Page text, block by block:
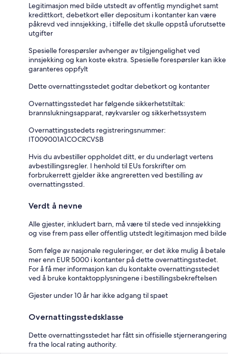
Legitimasjon med bilde utstedt av offentlig myndighet samt
kredittkort, debetkort eller depositum i kontanter kan være
påkrevd ved innsjekking, i tilfelle det skulle oppstå uforutsette
utgifter
Spesielle forespørsler avhenger av tilgjengelighet ved
innsjekking og kan koste ekstra. Spesielle forespørsler kan ikke
garanteres oppfylt
Dette overnattingsstedet godtar debetkort og kontanter
Overnattingsstedet har følgende sikkerhetstiltak:
brannslukningsapparat, røykvarsler og sikkerhetssystem
Overnattingsstedets registreringsnummer:
IT009001A1COCRCVSB
Hvis du avbestiller oppholdet ditt, er du underlagt vertens
avbestillingsregler. I henhold til EUs forskrifter om
forbrukerrett gjelder ikke angreretten ved bestilling av
overnattingssted.
Verdt å nevne
Alle gjester, inkludert barn, må være til stede ved innsjekking
og vise frem pass eller offentlig utstedt legitimasjon med bilde
Som følge av nasjonale reguleringer, er det ikke mulig å betale
mer enn EUR 5000 i kontanter på dette overnattingsstedet.
For å få mer informasjon kan du kontakte overnattingsstedet
ved å bruke kontaktopplysningene i bestillingsbekreftelsen
Gjester under 10 år har ikke adgang til spaet
Overnattingsstedsklasse
Dette overnattingsstedet har fått sin offisielle stjernerangering
fra the local rating authority.